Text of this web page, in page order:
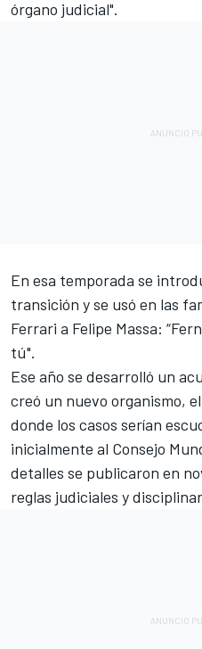
órgano judicial".
En esa temporada se
transición y se usó en las
Ferrari a Felipe Massa:
tú".
Ese año se desarrolló un
creó un nuevo organismo,
donde los casos serían
inicialmente al Consejo
detalles se publicaron en
reglas judiciales y